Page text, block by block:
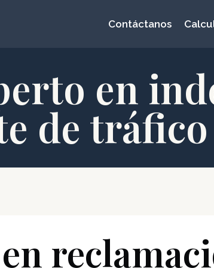
Contáctanos
en
de tráfico